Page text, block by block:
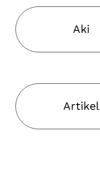
Aki
Artikel